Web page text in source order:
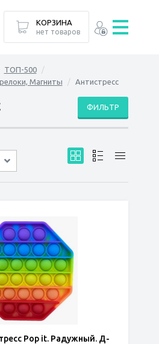
ТОП-500
Магниты
Антистресс
ФИЛЬТР
Pop it. Радужный. Д-
КОРЗИНА
нет товаров